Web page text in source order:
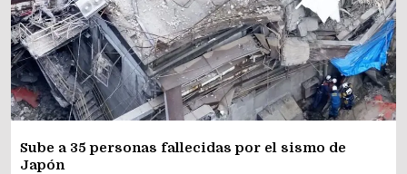
Sube a 35 personas fallecidas por el sismo de
Japón